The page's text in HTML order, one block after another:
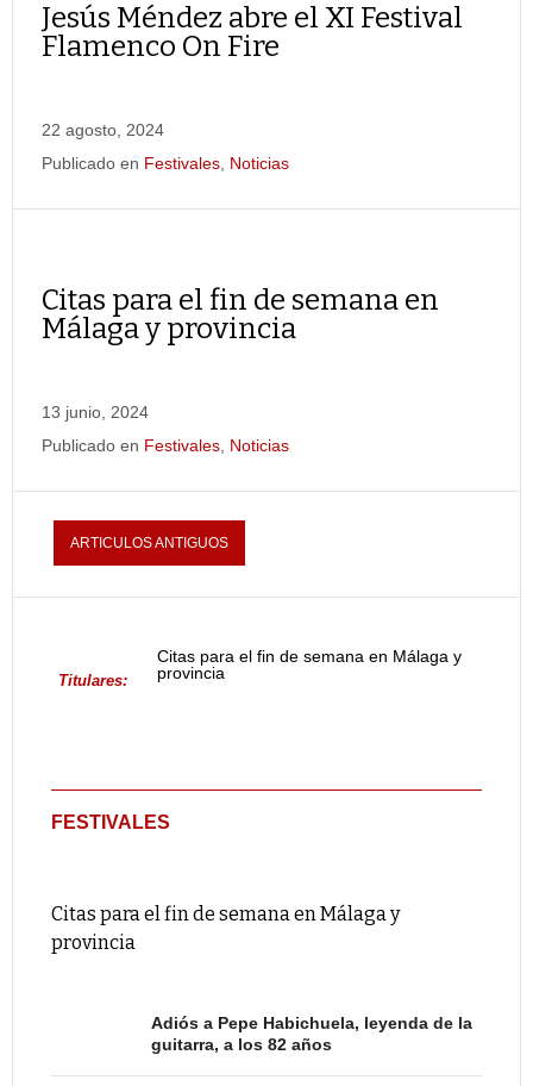
Jesús Méndez abre el XI Festival
Flamenco On Fire
22 agosto, 2024
Publicado en Festivales Noticias
Citas para el fin de semana en
Málaga y provincia
13 junio, 2024
Publicado en Festivales Noticias
ARTICULOS ANTIGUOS
Titulares:
Citas para el fin de semana en Málaga y
provincia
FESTIVALES
Citas para el fin de semana en Málaga y
provincia
Adiós a Pepe Habichuela, leyenda de la
guitarra, a los 82 años